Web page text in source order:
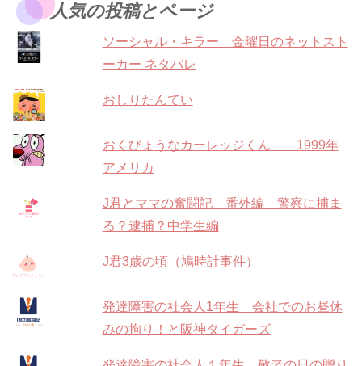
人気の投稿とページ
ソーシャル・キラー 金曜日のネットスト
ーカー ネタバレ
おしりたんてい
おくびょうなカーレッジくん 1999年
アメリカ
J君とママの奮闘記 番外編 警察に捕ま
る？逮捕？中学生編
J君3歳の頃（鳩時計事件）
発達障害の社会人1年生 会社でのお昼休
みの拘り！と阪神タイガーズ